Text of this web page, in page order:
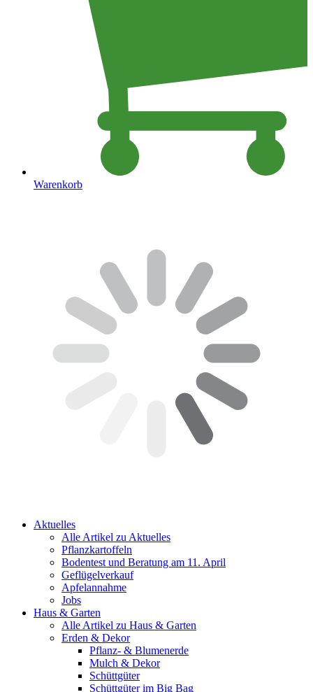
Warenkorb
Aktuelles
Alle Artikel zu Aktuelles
Pflanzkartoffeln
Bodentest und Beratung am 11. April
Geflügelverkauf
Apfelannahme
Jobs
Haus & Garten
Alle Artikel zu Haus & Garten
Erden & Dekor
Pflanz- & Blumenerde
Mulch & Dekor
Schüttgüter
Schüttgüter im Big Bag